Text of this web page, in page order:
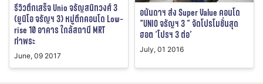
รีวิวตึกเสร็จ Unio จรัญสนิทวงศ์ 3
(ยูนิโอ จรัญฯ 3) หมู่ตึกคอนโด Low-
rise 10 อาคาร ใกล้สถานี MRT
ท่าพระ
June, 09 2017
อนันดาฯ ส่ง Super Value คอนโด
“UNIO จรัญฯ 3 ” จัดโปรโมชั่นสุด
ฮอต ‘โปรฯ 3 ต่อ’
July, 01 2016